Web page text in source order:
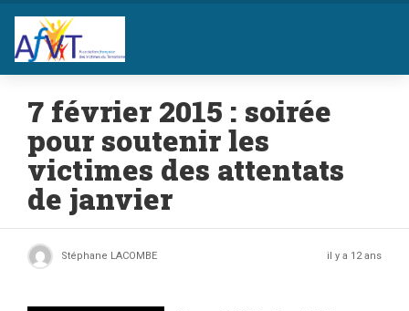
7 février 2015 : soirée
pour soutenir les
victimes des attentats
de janvier
Stéphane LACOMBE il y a 12 ans